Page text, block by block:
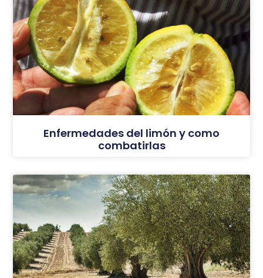
Enfermedades del limón y como
combatirlas